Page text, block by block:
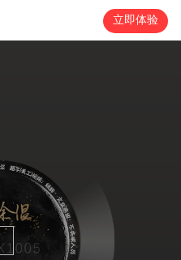
立即体验